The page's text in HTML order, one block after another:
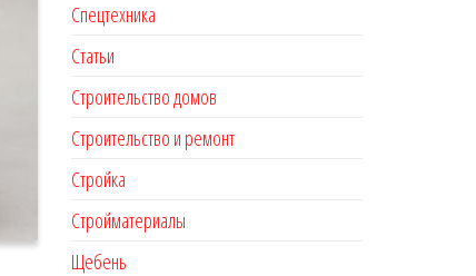
Спецтехника
Статьи
Строительство домов
Строительство и ремонт
Стройка
Стройматериалы
Щебень